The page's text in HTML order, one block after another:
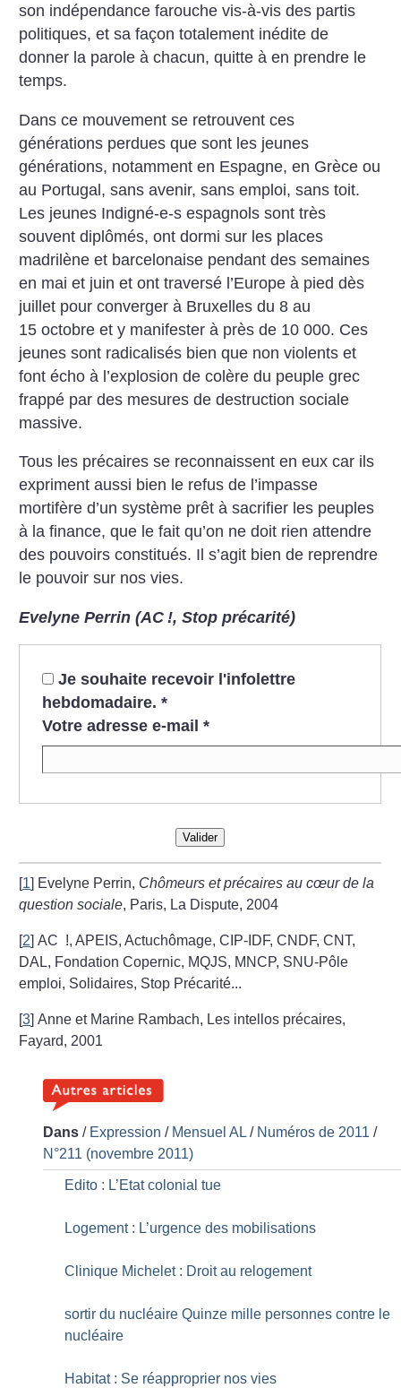
son indépendance farouche vis-à-vis des partis
politiques, et sa façon totalement inédite de
donner la parole à chacun, quitte à en prendre le
temps.
Dans ce mouvement se retrouvent ces
générations perdues que sont les jeunes
générations, notamment en Espagne, en Grèce ou
au Portugal, sans avenir, sans emploi, sans toit.
Les jeunes Indigné-e-s espagnols sont très
souvent diplômés, ont dormi sur les places
madrilène et barcelonaise pendant des semaines
en mai et juin et ont traversé l’Europe à pied dès
juillet pour converger à Bruxelles du 8 au
15 octobre et y manifester à près de 10 000. Ces
jeunes sont radicalisés bien que non violents et
font écho à l’explosion de colère du peuple grec
frappé par des mesures de destruction sociale
massive.
Tous les précaires se reconnaissent en eux car ils
expriment aussi bien le refus de l’impasse
mortifère d’un système prêt à sacrifier les peuples
à la finance, que le fait qu’on ne doit rien attendre
des pouvoirs constitués. Il s’agit bien de reprendre
le pouvoir sur nos vies.
Evelyne Perrin (AC !, Stop précarité)
Je souhaite recevoir l'infolettre
hebdomadaire. *
Votre adresse e-mail *
Valider
[1] Evelyne Perrin, Chômeurs et précaires au cœur de la
question sociale, Paris, La Dispute, 2004
[2]AC !, APEIS, Actuchômage, CIP-IDF, CNDF, CNT,
DAL, Fondation Copernic, MQJS, MNCP, SNU-Pôle
emploi, Solidaires, Stop Précarité...
[3]Anne et Marine Rambach, Les intellos précaires,
Fayard, 2001
Dans / Expression / Mensuel AL / Numéros de 2011 /
N°211 (novembre 2011)
Edito : L’Etat colonial tue
Logement : L’urgence des mobilisations
Clinique Michelet : Droit au relogement
sortir du nucléaire Quinze mille personnes contre le
nucléaire
Habitat : Se réapproprier nos vies